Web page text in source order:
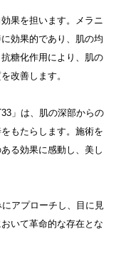
果を担います。メラニ
効果的であり、肌の均
糖化作用により、肌の
改善します。
」は、肌の深部からの
もたらします。施術を
る効果に感動し、美し
アプローチし、目に見
いて革命的な存在とな